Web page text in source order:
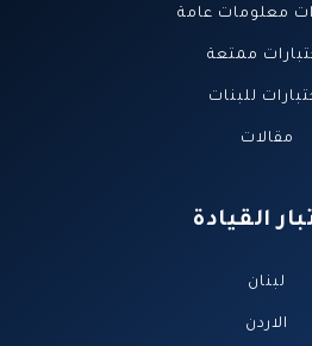
القيادة
لبنان
الاردن
معلومات عامة
ممتعة
للبنات
مقالات